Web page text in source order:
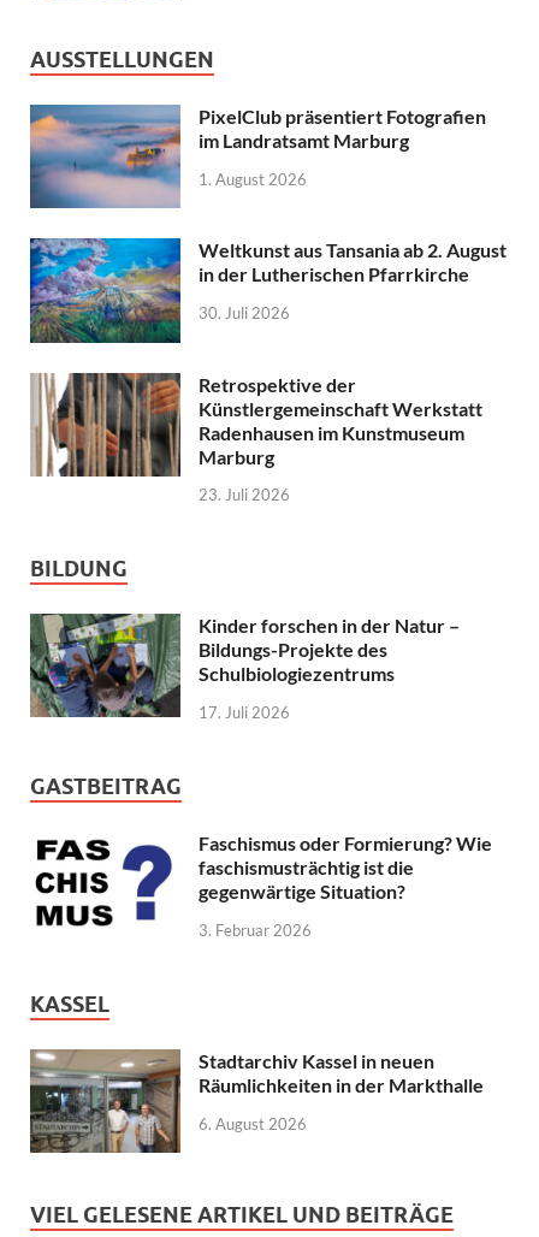
AUSSTELLUNGEN
PixelClub präsentiert Fotografien
im Landratsamt Marburg
1. August 2026
Weltkunst aus Tansania ab 2. August
in der Lutherischen Pfarrkirche
30. Juli 2026
Retrospektive der
Künstlergemeinschaft Werkstatt
Radenhausen im Kunstmuseum
Marburg
23. Juli 2026
BILDUNG
Kinder forschen in der Natur –
Bildungs-Projekte des
Schulbiologiezentrums
17. Juli 2026
GASTBEITRAG
Faschismus oder Formierung? Wie
faschismusträchtig ist die
gegenwärtige Situation?
3. Februar 2026
KASSEL
Stadtarchiv Kassel in neuen
Räumlichkeiten in der Markthalle
6. August 2026
VIEL GELESENE ARTIKEL UND BEITRÄGE